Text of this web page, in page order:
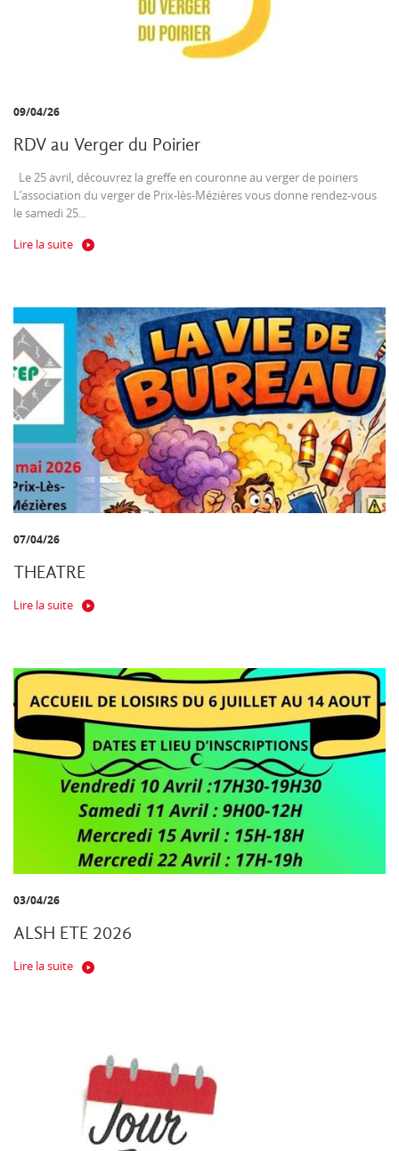
09/04/26
RDV au Verger du Poirier
Le 25 avril, découvrez la greffe en couronne au verger de poiriers
L’association du verger de Prix-lès-Mézières vous donne rendez-vous
le samedi 25...
Lire la suite
07/04/26
THEATRE
Lire la suite
03/04/26
ALSH ETE 2026
Lire la suite